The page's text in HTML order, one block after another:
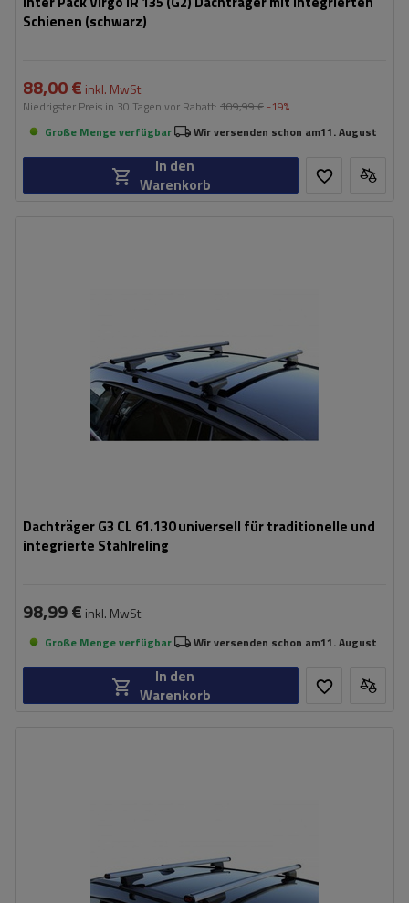
Schienen (schwarz)
88,00 € inkl. MwSt
Niedrigster Preis in 30 Tagen vor Rabatt: 109,99 € -19%
Große Menge verfügbar
Wir versenden schon am11. August
In den
Warenkorb
Dachträger G3 CL 61.130 universell für traditionelle und
integrierte Stahlreling
98,99 € inkl. MwSt
Große Menge verfügbar Wir versenden schon am11. August
In den
Warenkorb